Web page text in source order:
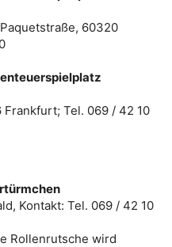
60320
Tel. 069 / 42 10
Kontakt: Tel. 069 / 42 10
Rollenrutsche wird